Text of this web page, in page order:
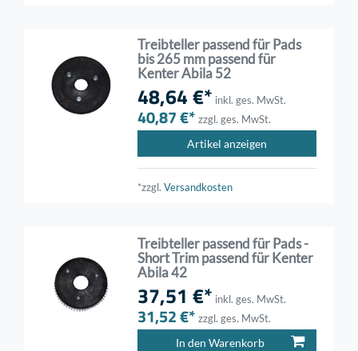
Treibteller passend für Pads
bis 265 mm passend für
Kenter Abila 52
48,64 €* inkl. ges. MwSt.
40,87 €* zzgl. ges. MwSt.
Artikel anzeigen
*zzgl.Versandkosten
Treibteller passend für Pads -
Short Trim passend für Kenter
Abila 42
37,51 €* inkl. ges. MwSt.
31,52 €* zzgl. ges. MwSt.
In den Warenkorb